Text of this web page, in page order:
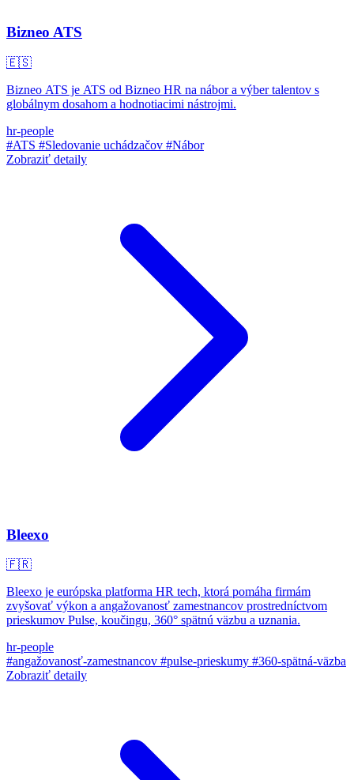
Bizneo ATS
🇪🇸
Bizneo ATS je ATS od Bizneo HR na nábor a výber talentov s
globálnym dosahom a hodnotiacimi nástrojmi.
hr-people
#ATS #Sledovanie uchádzačov #Nábor
Zobraziť detaily
Bleexo
🇫🇷
Bleexo je európska platforma HR tech, ktorá pomáha firmám
zvyšovať výkon a angažovanosť zamestnancov prostredníctvom
prieskumov Pulse, koučingu, 360° spätnú väzbu a uznania.
hr-people
#angažovanosť-zamestnancov #pulse-prieskumy #360-spätná-väzba
Zobraziť detaily